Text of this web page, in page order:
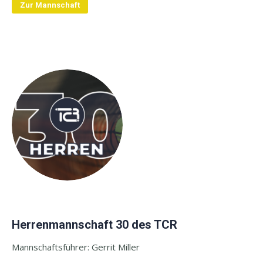
Zur Mannschaft
Herrenmannschaft 30 des TCR
Mannschaftsführer: Gerrit Miller